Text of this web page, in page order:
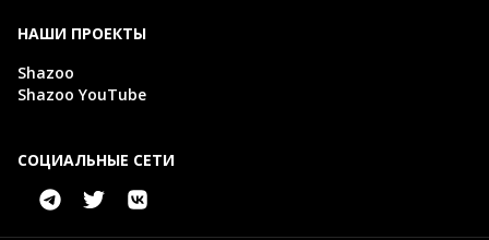
НАШИ ПРОЕКТЫ
Shazoo
Shazoo YouTube
СОЦИАЛЬНЫЕ СЕТИ